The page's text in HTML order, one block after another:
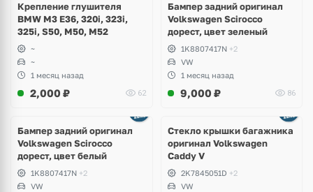
Крепление глушителя
BMW M3 E36, 320i, 323i,
325i, S50, M50, M52
~
~
1 месяц назад
2,000 ₽ 62
Бампер задний оригинал
Volkswagen Scirocco
дорест, цвет зеленый
1K8807417N +2
VW
1 месяц назад
9,000 ₽ 86
Бампер задний оригинал
Volkswagen Scirocco
дорест, цвет белый
1K8807417N +2
VW
Стекло крышки багажника
оригинал Volkswagen
Caddy V
2K7845051D +2
VW